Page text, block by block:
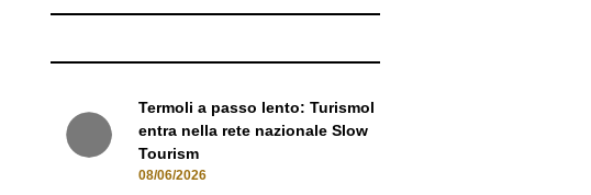
Termoli a passo lento: Turismol
entra nella rete nazionale Slow
Tourism
08/06/2026